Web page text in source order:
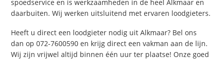
spoedservice en is werkzaamheden in de heel Alkmaar en
daarbuiten. Wij werken uitsluitend met ervaren loodgieters.
Heeft u direct een loodgieter nodig uit Alkmaar? Bel ons
dan op 072-7600590 en krijg direct een vakman aan de lijn.
Wij zijn vrijwel altijd binnen één uur ter plaatse! Onze goed